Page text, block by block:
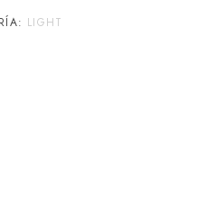
LIGHT